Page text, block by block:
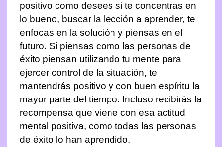
positivo como desees si te concentras en
lo bueno, buscar la lección a aprender, te
enfocas en la solución y piensas en el
futuro. Si piensas como las personas de
éxito piensan utilizando tu mente para
ejercer control de la situación, te
mantendrás positivo y con buen espíritu la
mayor parte del tiempo. Incluso recibirás la
recompensa que viene con esa actitud
mental positiva, como todas las personas
de éxito lo han aprendido.